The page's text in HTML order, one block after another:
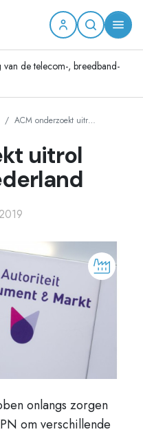
de telecom-, breedband-
ACM onderzoekt uitr…
uitrol
onlangs zorgen
om verschillende